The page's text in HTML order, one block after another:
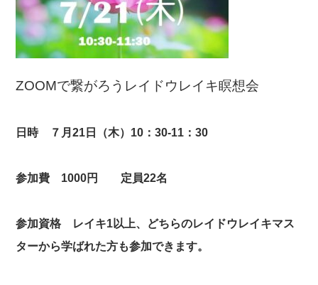
ZOOMで繋がろうレイドウレイキ瞑想会
日時 ７月21日（木）10：30-11：30
参加費 1000円 定員22名
参加資格 レイキ1以上、どちらのレイドウレイキマス
ターから学ばれた方も参加できます。